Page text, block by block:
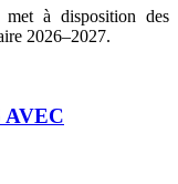
à disposition des
2026–2027.
AVEC